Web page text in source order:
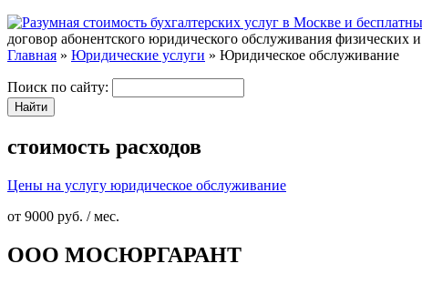
договор абонентского юридического обслуживания физических
Главная » Юридические услуги » Юридическое обслуживание
Поиск по сайту:
стоимость расходов
Цены на услугу юридическое обслуживание
от 9000 руб. / мес.
ООО МОСЮРГАРАНТ